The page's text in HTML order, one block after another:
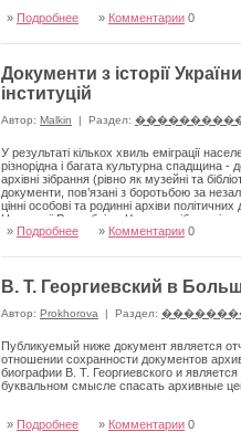
» Подробнее » Комментарии 0
Документи з історії
інституцій
Автор: Malkin | Раздел:
У результаті кількох хвиль еміграції
різнорідна і багата культурна спадщина -
архівні зібрання (рівно як музейні та
документи, пов’язані з боротьбою за
цінні особові та родинні архіви
Народної Республіки. Частина зібрань і
яких потрапила насамперед як дар від її
Парижі, що існують уже понад 150 років,
Папського інституту церковних студій
організаціях, парафіях, культурних і
» Подробнее » Комментарии 0
В. Т. Георгиевский в
Автор: Prokhorova | Раздел:
Публикуемый ниже документ является
отношении сохранности документов
биографии В. Т. Георгиевского и
буквальном смысле спасать архивные
» Подробнее » Комментарии 0